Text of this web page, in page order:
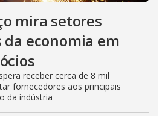
mira setores
economia em
receber cerca de 8 mil
fornecedores aos principais
da indústria